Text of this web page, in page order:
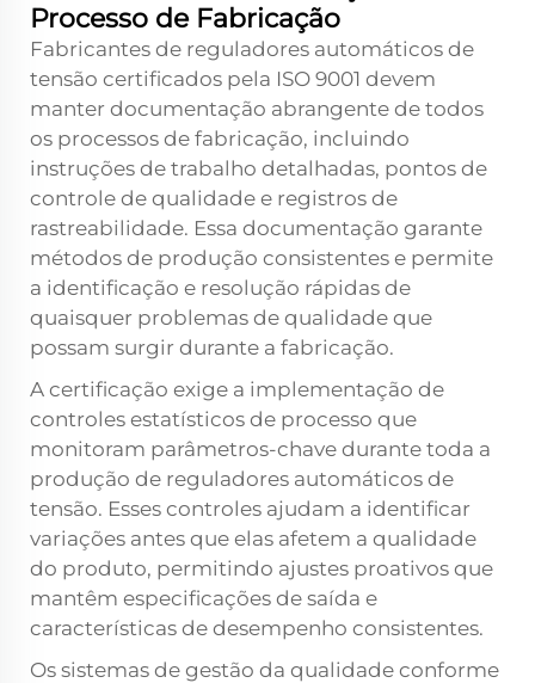
Processo de Fabricação
Fabricantes de reguladores automáticos de
tensão certificados pela ISO 9001 devem
manter documentação abrangente de todos
os processos de fabricação, incluindo
instruções de trabalho detalhadas, pontos de
controle de qualidade e registros de
rastreabilidade. Essa documentação garante
métodos de produção consistentes e permite
a identificação e resolução rápidas de
quaisquer problemas de qualidade que
possam surgir durante a fabricação.
A certificação exige a implementação de
controles estatísticos de processo que
monitoram parâmetros-chave durante toda a
produção de reguladores automáticos de
tensão. Esses controles ajudam a identificar
variações antes que elas afetem a qualidade
do produto, permitindo ajustes proativos que
mantêm especificações de saída e
características de desempenho consistentes.
Os sistemas de gestão da qualidade conforme